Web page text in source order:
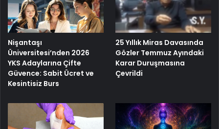
Nişantaşı
Üniversitesi’nden 2026
YKS Adaylarına Çifte
Güvence: Sabit Ücret ve
Kesintisiz Burs
25 Yıllık Miras Davasında
Gözler Temmuz Ayındaki
Karar Duruşmasına
Çevrildi